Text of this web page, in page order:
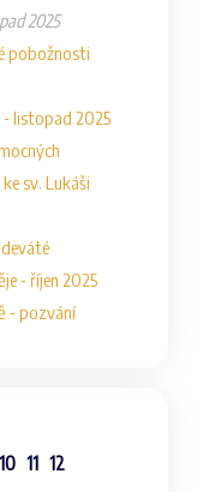
2025
pobožnosti
- listopad 2025
sv. Lukáši
- říjen 2025
- pozvání
10 11 12